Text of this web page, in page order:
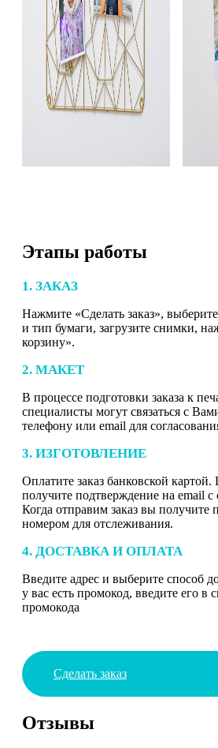
Этапы работы
1. ЗАКАЗ
Нажмите «Сделать заказ»,
и тип бумаги, загрузите снимки,
корзину».
2. МАКЕТ
В процессе подготовки заказа к
специалисты могут связаться с
телефону или email для
3. ИЗГОТОВЛЕНИЕ
Оплатите заказ банковской
получите подтверждение на email с
Когда отправим заказ вы получите
номером для отслеживания.
4. ДОСТАВКА И ОПЛАТА
Введите адрес и выберите способ
у вас есть промокод, введите его в
промокода
Сделать заказ
Отзывы